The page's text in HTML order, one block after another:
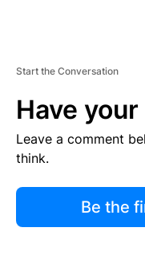
Start the Conversation
Have your
Leave a comment
think.
Be the